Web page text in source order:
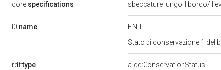
core:specifications sbeccature lungo il bordo/
l0:name EN
IT
Stato di conservazione 1 del
rdf:type
a-dd:ConservationStatus